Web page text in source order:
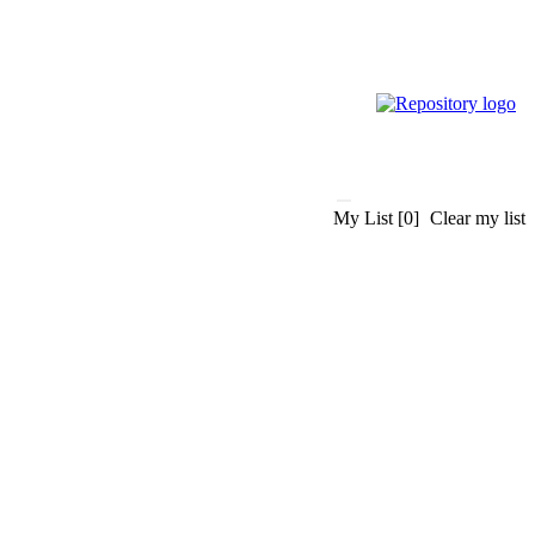
My List [0] Clear my list